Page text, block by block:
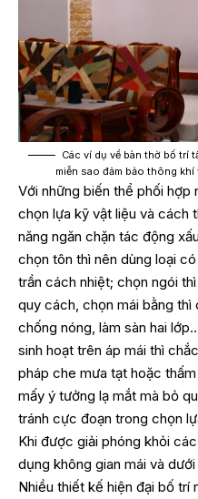
Các ví dụ về bàn thờ bố trí
miễn sao đảm bảo thông
Với những biến thể phối hợp
chọn lựa kỹ vật liệu và cách
năng ngăn chặn tác động
chọn tôn thì nên dùng loại
trần cách nhiệt; chọn ngói
quy cách, chọn mái bằng thì
chống nóng, làm sàn hai
sinh hoạt trên áp mái thì
pháp che mưa tạt hoặc
mấy ý tưởng lạ mắt mà bỏ
tránh cực đoạn trong chọn
Khi được giải phóng khỏi
dụng không gian mái và
Nhiều thiết kế hiện đại bố trí